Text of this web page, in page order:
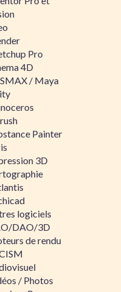
Pro
4D
/ Maya
Painter
3D
logiciels
DAO/3D
de rendu
/ Photos